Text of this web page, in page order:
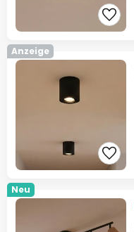
Anzeige
Neu